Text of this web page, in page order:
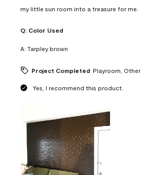
my little sun room into a treasure for me.
Q: Color Used
A: Tarpley brown
Project Completed Playroom, Other
Yes, I recommend this product.